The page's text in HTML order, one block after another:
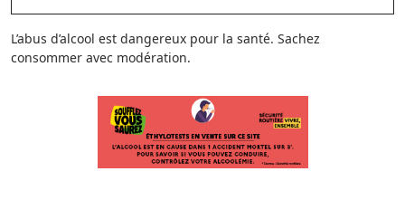
L’abus d’alcool est dangereux pour la santé. Sachez
consommer avec modération.